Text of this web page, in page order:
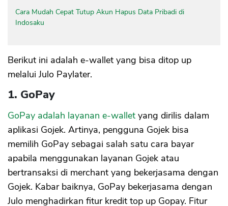
Cara Mudah Cepat Tutup Akun Hapus Data Pribadi di
Indosaku
Berikut ini adalah e-wallet yang bisa ditop up
melalui Julo Paylater.
1. GoPay
GoPay adalah layanan e-wallet yang dirilis dalam
aplikasi Gojek. Artinya, pengguna Gojek bisa
memilih GoPay sebagai salah satu cara bayar
apabila menggunakan layanan Gojek atau
bertransaksi di merchant yang bekerjasama dengan
Gojek. Kabar baiknya, GoPay bekerjasama dengan
Julo menghadirkan fitur kredit top up Gopay. Fitur